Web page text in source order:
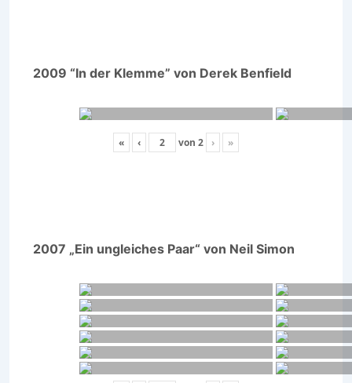
2009 “In der Klemme” von Derek Benfield
« ‹ von 2 › »
2007 „Ein ungleiches Paar“ von Neil Simon